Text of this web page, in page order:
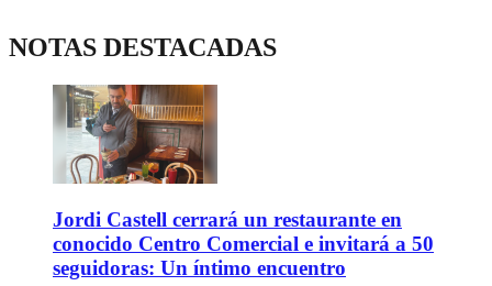
NOTAS DESTACADAS
Jordi Castell cerrará un restaurante en
conocido Centro Comercial e invitará a 50
seguidoras: Un íntimo encuentro